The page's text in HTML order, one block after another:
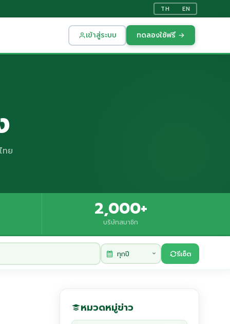
TH EN
เข้าสู่ระบบ ทดลองใช้ฟรี →
ทย
2,000+
บริษัทสมาชิก
รีเซ็ต
หมวดหมู่ข่าว